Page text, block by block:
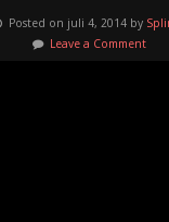
Posted on juli 4, 2014 by
Leave a Comment